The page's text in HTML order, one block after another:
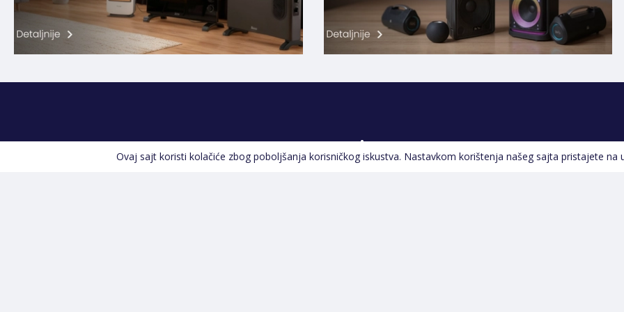
Pratite nas
Ovaj sajt koristi kolačiće zbog poboljšanja korisničkog iskustva. Nastavkom korištenja našeg sajta pristajete na